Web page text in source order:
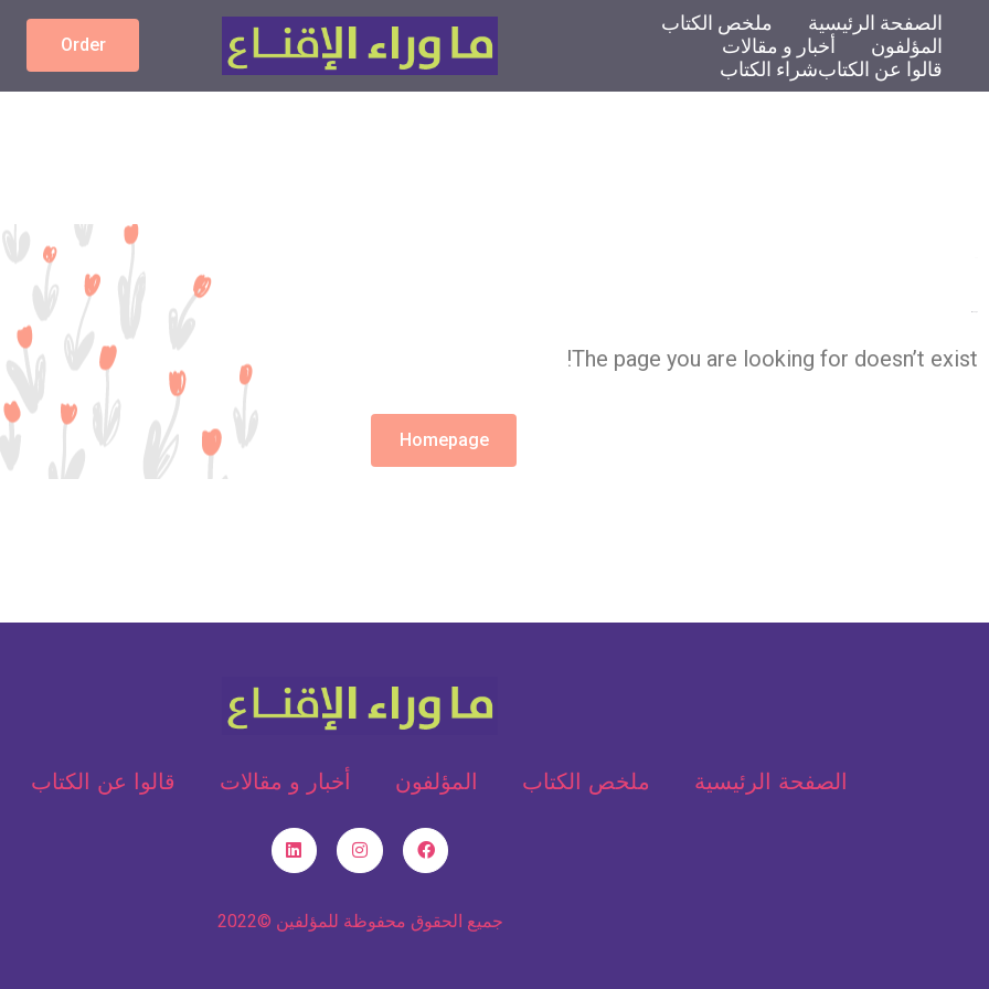
الصفحة الرئيسية
ملخص الكتاب
المؤلفون
أخبار و مقالات
قالوا عن الكتابشراء الكتاب
Order
The page you are looking for doesn’t exist!
Homepage
الصفحة الرئيسية ملخص الكتاب المؤلفون أخبار و مقالات قالوا عن الكتاب
جميع الحقوق محفوظة للمؤلفين ©2022